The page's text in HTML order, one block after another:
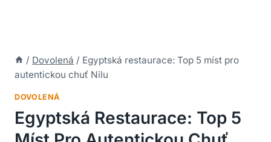
/ Dovolená / Egyptská restaurace: Top 5 míst pro
autentickou chuť Nilu
DOVOLENÁ
Egyptská Restaurace: Top 5